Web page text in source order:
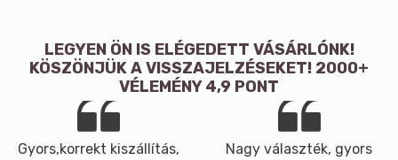
LEGYEN ÖN IS ELÉGEDETT VÁSÁRLÓNK!
KÖSZÖNJÜK A VISSZAJELZÉSEKET! 2000+
VÉLEMÉNY 4,9 PONT
Gyors,korrekt kiszállítás,
Nagy választék, gyors